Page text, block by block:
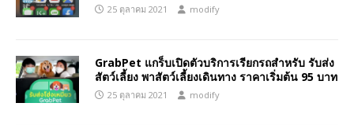
25 ตุลาคม 2021 modify
GrabPet แกร็บเปิดตัวบริการเรียกรถสำหรับ รับส่ง
สัตว์เลี้ยง พาสัตว์เลี้ยงเดินทาง ราคาเริ่มต้น 95 บาท
25 ตุลาคม 2021 modify